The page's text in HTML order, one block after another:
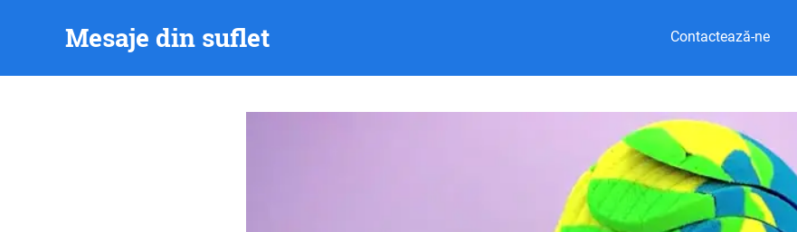
Mesaje din suflet Contactează-ne